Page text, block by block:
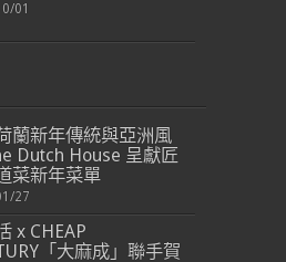
01
蘭新年傳統與亞洲風
Dutch House 呈獻匠
菜新年菜單
27
x CHEAP
「大麻成」聯手賀